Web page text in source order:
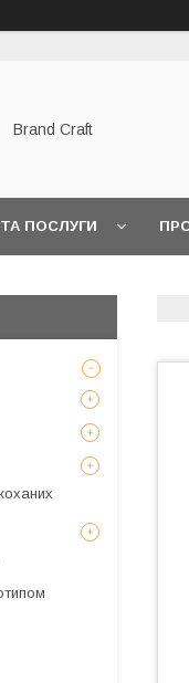
Brand Craft
ПОСЛУГИ